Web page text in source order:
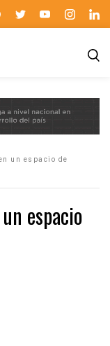
un espacio de
espacio